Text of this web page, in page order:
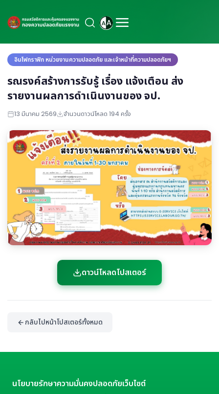
อินโฟกราฟิก หน่วยงานความปลอดภัย และเจ้าหน้าที่ความปลอดภัยฯ
รณรงค์สร้างการรับรู้ เรื่อง แจ้งเตือน ส่ง
รายงานผลการดำเนินงานของ จป.
13 มีนาคม 2569 จำนวนดาวน์โหลด 194 ครั้ง
ดาวน์โหลดโปสเตอร์
กลับไปหน้าโปสเตอร์ทั้งหมด
นโยบายรักษาความมั่นคงปลอดภัยเว็บไซต์